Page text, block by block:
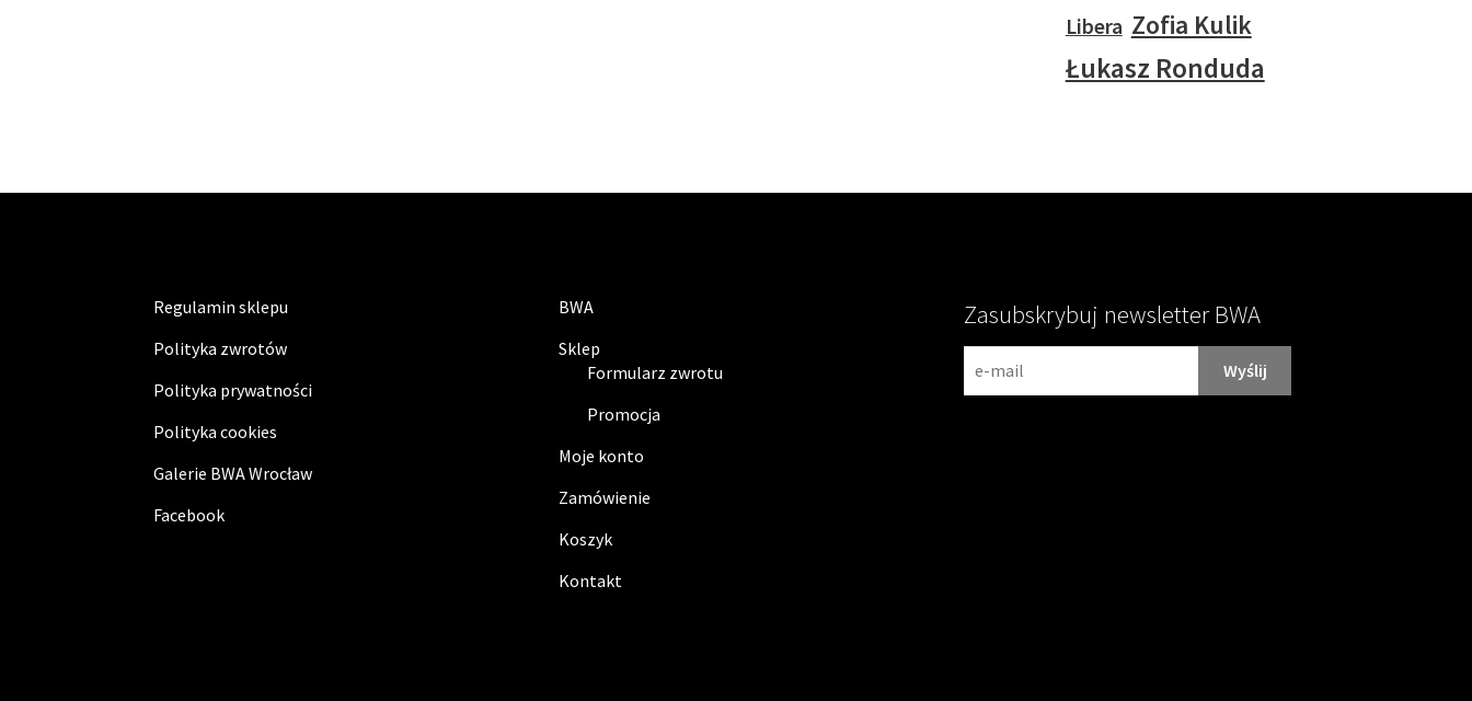
Libera Zofia Kulik
Łukasz Ronduda
Regulamin sklepu
Polityka zwrotów
Polityka prywatności
Polityka cookies
Galerie BWA Wrocław
Facebook
BWA
Sklep
Formularz zwrotu
Promocja
Moje konto
Zamówienie
Koszyk
Kontakt
Zasubskrybuj newsletter BWA